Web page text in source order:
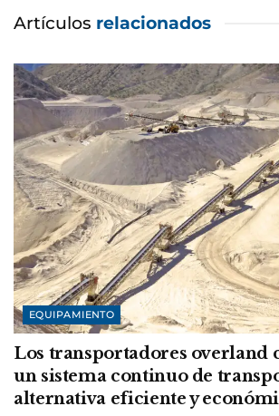
Artículos relacionados
EQUIPAMIENTO
Los transportadores overland
un sistema continuo de
alternativa eficiente y